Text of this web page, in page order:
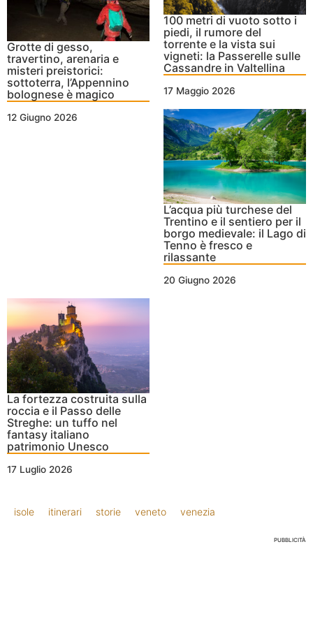
Grotte di gesso,
travertino, arenaria e
misteri preistorici:
sottoterra, l’Appennino
bolognese è magico
12 Giugno 2026
100 metri di vuoto sotto i
piedi, il rumore del
torrente e la vista sui
vigneti: la Passerelle sulle
Cassandre in Valtellina
17 Maggio 2026
L’acqua più turchese del
Trentino e il sentiero per il
borgo medievale: il Lago di
Tenno è fresco e
rilassante
20 Giugno 2026
La fortezza costruita sulla
roccia e il Passo delle
Streghe: un tuffo nel
fantasy italiano
patrimonio Unesco
17 Luglio 2026
isole itinerari storie veneto venezia
PUBBLICITÀ